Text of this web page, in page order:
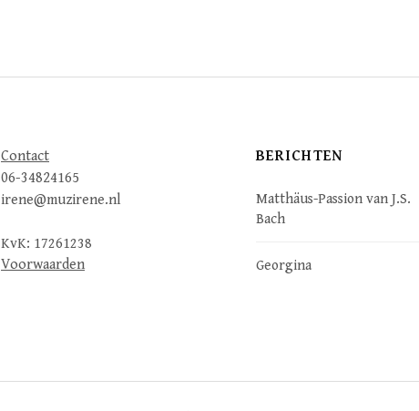
Contact
06-34824165
irene@muzirene.nl
KvK: 17261238
Voorwaarden
BERICHTEN
Matthäus-Passion van J.S.
Bach
Georgina